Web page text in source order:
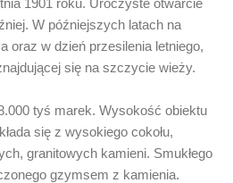
W późniejszych latach na
oraz w dzień przesilenia letniego,
się na szczycie wieży.
tyś marek. Wysokość obiektu
się z wysokiego cokołu,
granitowych kamieni. Smukłego
gzymsem z kamienia.